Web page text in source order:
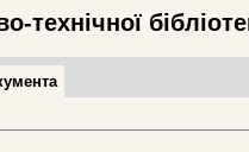
технічної